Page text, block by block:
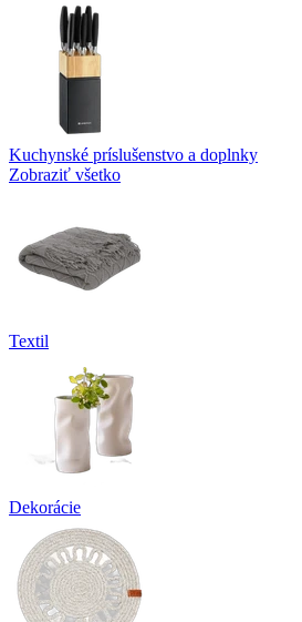
Kuchynské príslušenstvo a doplnky
Zobraziť všetko
Textil
Dekorácie